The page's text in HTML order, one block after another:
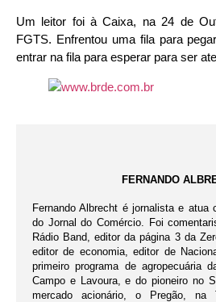
Um leitor foi à Caixa, na 24 de
FGTS. Enfrentou uma fila para
entrar na fila para esperar para ser
FERNANDO
Fernando Albrecht é jornalista e atua
do Jornal do Comércio. Foi
Rádio Band, editor da página 3 da
editor de economia, editor de
primeiro programa de agropecuária
Campo e Lavoura, e do pioneiro no
mercado acionário, o Pregão,